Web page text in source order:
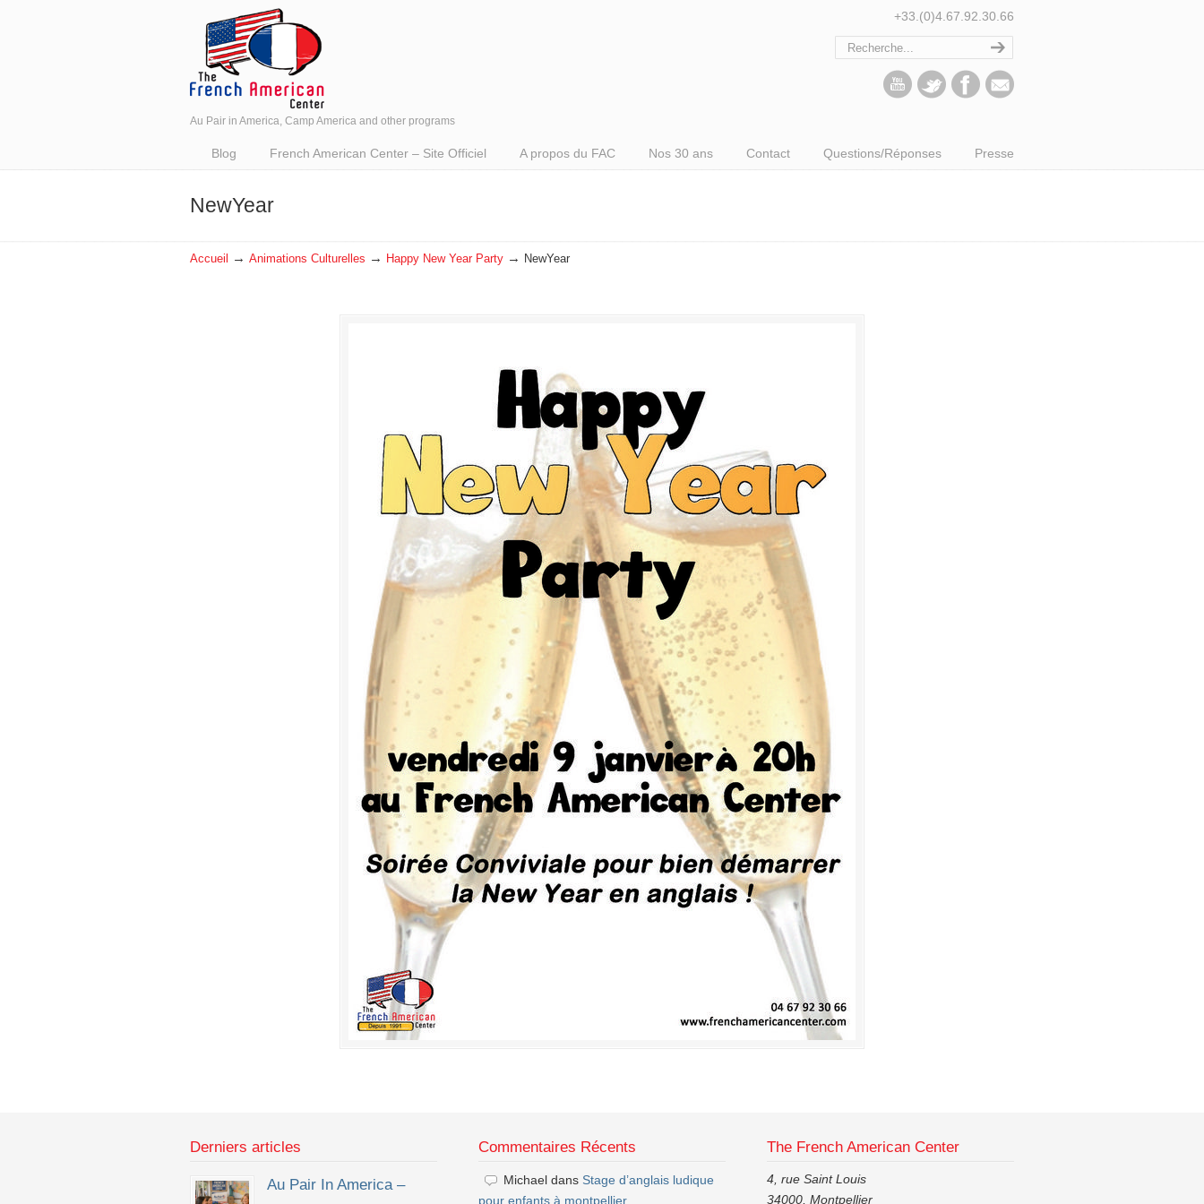
Au Pair in America, Camp America and other programs
+33.(0)4.67.92.30.66
Blog French American Center – Site Officiel A propos du FAC Nos 30 ans Contact Questions/Réponses Presse
NewYear
Accueil → Animations Culturelles → Happy New Year Party → NewYear
Derniers articles
Au Pair In America –
Commentaires Récents
Michael dans Stage d’anglais ludique
pour enfants à montpellier
The French American Center
4, rue Saint Louis
34000, Montpellier